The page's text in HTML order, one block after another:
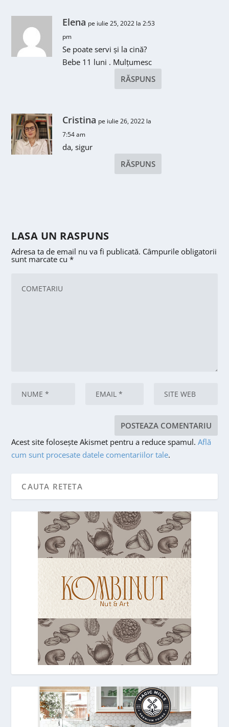
Elena pe iulie 25, 2022 la 2:53
pm
Se poate servi și la cină?
Bebe 11 luni . Mulțumesc
RĂSPUNS
Cristina pe iulie 26, 2022 la
7:54 am
da, sigur
RĂSPUNS
LASA UN RASPUNS
Adresa ta de email nu va fi publicată. Câmpurile obligatorii
sunt marcate cu*
Acest site folosește Akismet pentru a reduce spamul.Află
cum sunt procesate datele comentariilor tale.